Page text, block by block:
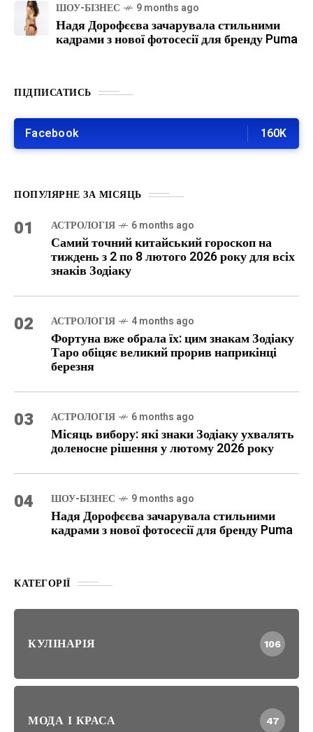
ШОУ-БІЗНЕС 9 months ago
Надя Дорофєєва зачарувала стильними
кадрами з нової фотосесії для бренду Puma
ПІДПИСАТИСЬ
Facebook 160K
ПОПУЛЯРНЕ ЗА МІСЯЦЬ
01 АСТРОЛОГІЯ 6 months ago
Самий точний китайський гороскоп на
тиждень з 2 по 8 лютого 2026 року для всіх
знаків Зодіаку
02 АСТРОЛОГІЯ 4 months ago
Фортуна вже обрала їх: цим знакам Зодіаку
Таро обіцяє великий прорив наприкінці
березня
03 АСТРОЛОГІЯ 6 months ago
Місяць вибору: які знаки Зодіаку ухвалять
доленосне рішення у лютому 2026 року
04 ШОУ-БІЗНЕС 9 months ago
Надя Дорофєєва зачарувала стильними
кадрами з нової фотосесії для бренду Puma
КАТЕГОРІЇ
КУЛІНАРІЯ 106
МОДА І КРАСА 47